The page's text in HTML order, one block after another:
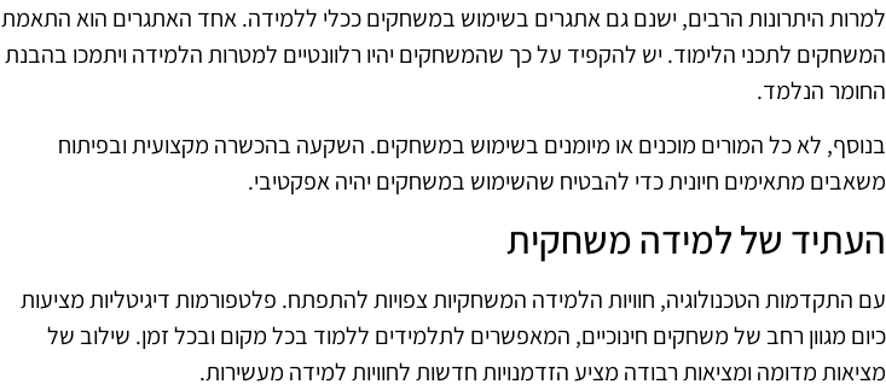
למרות היתרונות הרבים, ישנם גם אתגרים בשימוש במשחקים ככלי ללמידה. אחד האתגרים הוא התאמת
המשחקים לתכני הלימוד. יש להקפיד על כך שהמשחקים יהיו רלוונטיים למטרות הלמידה ויתמכו בהבנת
החומר הנלמד.
בנוסף, לא כל המורים מוכנים או מיומנים בשימוש במשחקים. השקעה בהכשרה מקצועית ובפיתוח
משאבים מתאימים חיונית כדי להבטיח שהשימוש במשחקים יהיה אפקטיבי.
העתיד של למידה משחקית
עם התקדמות הטכנולוגיה, חוויות הלמידה המשחקיות צפויות להתפתח. פלטפורמות דיגיטליות מציעות
כיום מגוון רחב של משחקים חינוכיים, המאפשרים לתלמידים ללמוד בכל מקום ובכל זמן. שילוב של
מציאות מדומה ומציאות רבודה מציע הזדמנויות חדשות לחוויות למידה מעשירות.